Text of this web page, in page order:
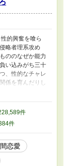
的興奮を喰ら
略者理系攻め
ののなぜか能力
い込みがち三十
、性的なチャレ
係を育んだりし
一話に一回はエ
ぎ・濁点喘ぎ・
では無理やりで
（とうどうな
髪、藍眼、長髪
術講師 ・真面
ズレている部分
あり本人もそ
件
件
恋愛